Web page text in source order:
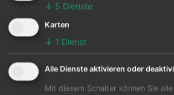
Reiseziele nach
Kodiak
↓ 5 Dienste
Karten
↓ 1 Dienst
Alle Dienste aktivieren oder
Mit diesem Schalter können Sie